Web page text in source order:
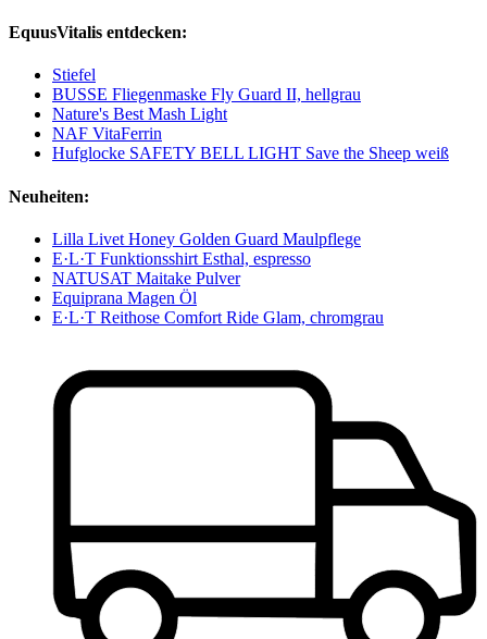
EquusVitalis entdecken:
Stiefel
BUSSE Fliegenmaske Fly Guard II, hellgrau
Nature's Best Mash Light
NAF VitaFerrin
Hufglocke SAFETY BELL LIGHT Save the Sheep weiß
Neuheiten:
Lilla Livet Honey Golden Guard Maulpflege
E·L·T Funktionsshirt Esthal, espresso
NATUSAT Maitake Pulver
Equiprana Magen Öl
E·L·T Reithose Comfort Ride Glam, chromgrau